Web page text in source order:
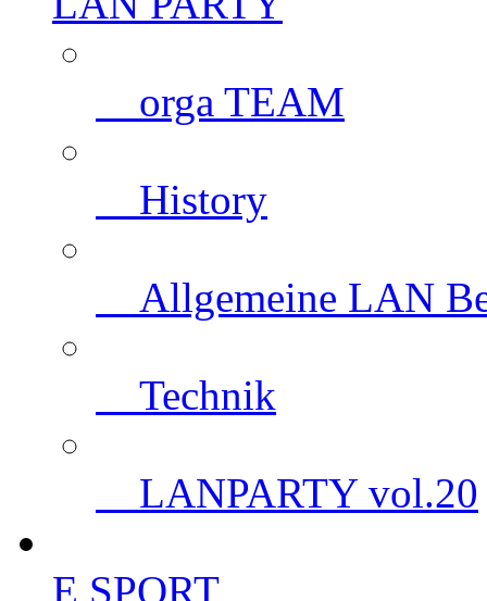
orga TEAM
History
Allgemeine LAN
Technik
LANPARTY vol.20
E SPORT